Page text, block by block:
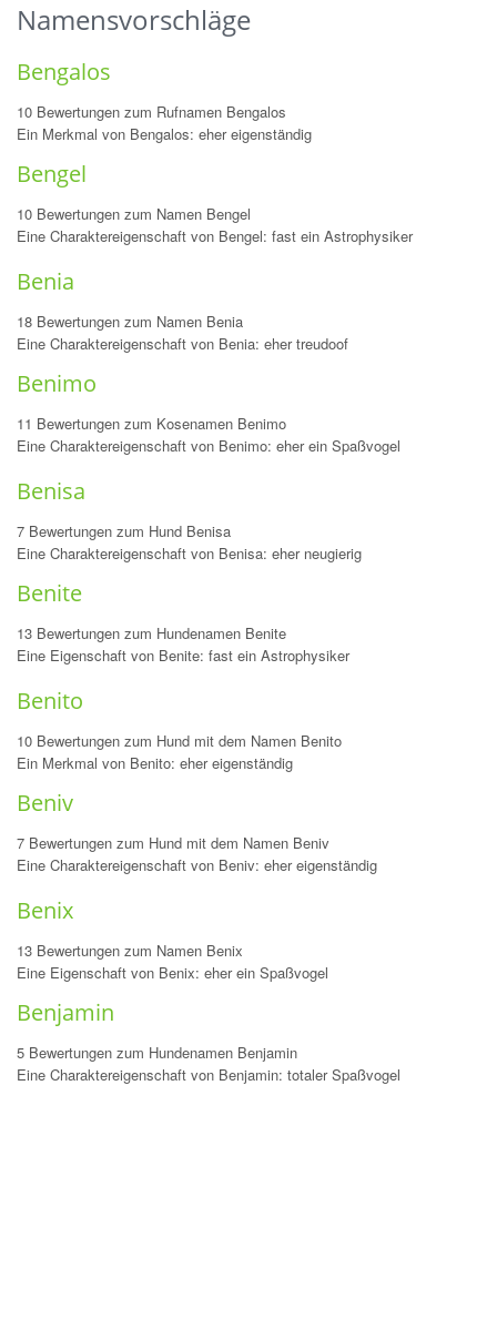
Namensvorschläge
Bengalos
10 Bewertungen zum Rufnamen Bengalos
Ein Merkmal von Bengalos: eher eigenständig
Bengel
10 Bewertungen zum Namen Bengel
Eine Charaktereigenschaft von Bengel: fast ein Astrophysiker
Benia
18 Bewertungen zum Namen Benia
Eine Charaktereigenschaft von Benia: eher treudoof
Benimo
11 Bewertungen zum Kosenamen Benimo
Eine Charaktereigenschaft von Benimo: eher ein Spaßvogel
Benisa
7 Bewertungen zum Hund Benisa
Eine Charaktereigenschaft von Benisa: eher neugierig
Benite
13 Bewertungen zum Hundenamen Benite
Eine Eigenschaft von Benite: fast ein Astrophysiker
Benito
10 Bewertungen zum Hund mit dem Namen Benito
Ein Merkmal von Benito: eher eigenständig
Beniv
7 Bewertungen zum Hund mit dem Namen Beniv
Eine Charaktereigenschaft von Beniv: eher eigenständig
Benix
13 Bewertungen zum Namen Benix
Eine Eigenschaft von Benix: eher ein Spaßvogel
Benjamin
5 Bewertungen zum Hundenamen Benjamin
Eine Charaktereigenschaft von Benjamin: totaler Spaßvogel